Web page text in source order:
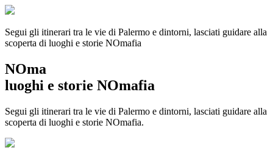
Segui gli itinerari tra le vie di Palermo e dintorni, lasciati guidare alla
scoperta di luoghi e storie NOmafia
NOma
luoghi e storie NOmafia
Segui gli itinerari tra le vie di Palermo e dintorni, lasciati guidare alla
scoperta di luoghi e storie NOmafia.